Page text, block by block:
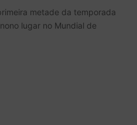
metade da temporada
lugar no Mundial de